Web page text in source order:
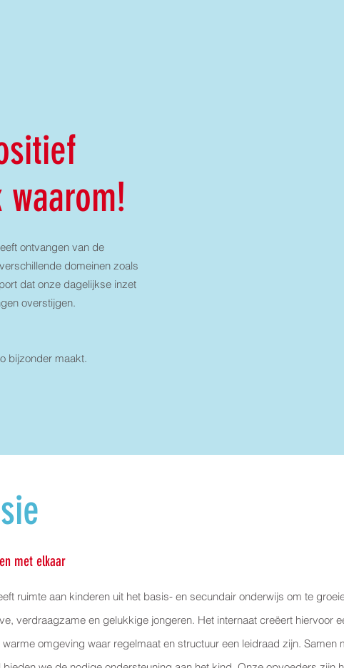
ontvangen van de
domeinen zoals
dat onze dagelijkse inzet
overstijgen.
bijzonder maakt.
met elkaar
ruimte aan kinderen uit het basis- en secundair onderwijs om te
verdraagzame en gelukkige jongeren. Het internaat creëert hiervoor
omgeving waar regelmaat en structuur een leidraad zijn. Samen